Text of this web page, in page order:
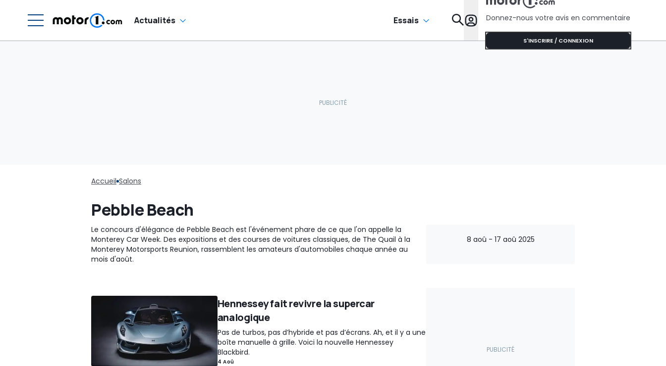
Actualités Essais Donnez-nous votre avis en commentaire
S'INSCRIRE / CONNEXION
Accueil Salons
Pebble Beach
Le concours d'élégance de Pebble Beach est l'événement phare de ce que l'on appelle la
Monterey Car Week. Des expositions et des courses de voitures classiques, de The Quail à la
Monterey Motorsports Reunion, rassemblent les amateurs d'automobiles chaque année au
mois d'août.
8 aoû - 17 aoû 2025
Hennessey fait revivre la supercar
analogique
Pas de turbos, pas d’hybride et pas d’écrans. Ah, et il y a une
boîte manuelle à grille. Voici la nouvelle Hennessey
Blackbird.
4 Aoû